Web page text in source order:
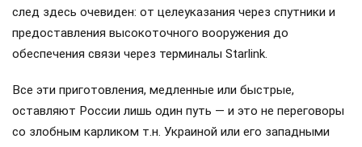
след здесь очевиден: от целеуказания через спутники и
предоставления высокоточного вооружения до
обеспечения связи через терминалы Starlink.
Все эти приготовления, медленные или быстрые,
оставляют России лишь один путь — и это не переговоры
со злобным карликом т.н. Украиной или его западными